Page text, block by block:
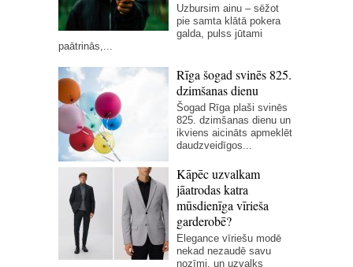
Uzbursim ainu – sēžot
pie samta klātā pokera
galda, pulss jūtami
paātrinās,...
Rīga šogad svinēs 825.
dzimšanas dienu
Šogad Rīga plaši svinēs
825. dzimšanas dienu un
ikviens aicināts apmeklēt
daudzveidīgos...
Kāpēc uzvalkam
jāatrodas katra
mūsdienīga vīrieša
garderobē?
Elegance vīriešu modē
nekad nezaudē savu
nozīmi, un uzvalks